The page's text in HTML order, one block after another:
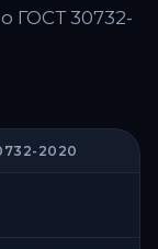
ГОСТ 30732-
2020